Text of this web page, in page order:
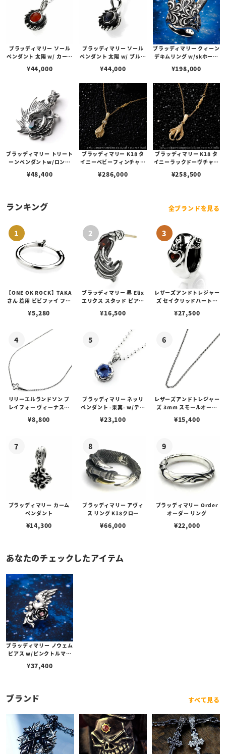
ブラッディマリー ソール
ペンダント 太陽 w/ カーネ
¥44,000
ブラッディマリー ソール
ペンダント 太陽 w/ ブルー
¥44,000
ブラッディマリー クィーン
デキムリング w/skホーン
¥198,000
ブラッディマリー トリート
ーンペンダントw/ロンド
¥48,400
ブラッディマリー K18 タ
イニーベビーフィンチャー
¥286,000
ブラッディマリー K18 タ
イニーラックドーヴチャー
¥258,500
ランキング 全ブランドを見る
【ONE OK ROCK】TAKA
さん 着用 ビビファイ フー
¥5,280
ブラッディマリー 昼 Elix
エリクス スタッド ピアス
¥16,500
レザーズアンドトレジャー
ズ セイクリッドハートピ
¥27,500
リリーエルランドソン プ
レイフォー ヴィーナスチ
¥8,800
ブラッディマリー ネッリ
ペンダント -果実- w/ティ
¥23,100
レザーズアンドトレジャー
ズ 3mm スモールオーバ
ブスタークラスプ＆LTロ
¥15,400
ブラッディマリー カーム
ペンダント
¥14,300
ブラッディマリー アヴィ
ス リング K18クロー
¥66,000
ブラッディマリー Order
オーダー リング
¥22,000
あなたのチェックしたアイテム
ブラッディマリー ノウェム
ピアス w/ピンクトルマリ
¥37,400
ブランド すべて見る